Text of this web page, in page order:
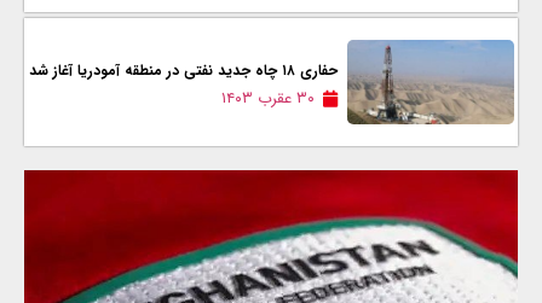
حفاری ۱۸ چاه جدید نفتی در منطقه آمودریا آغاز شد
۳۰ عقرب ۱۴۰۳